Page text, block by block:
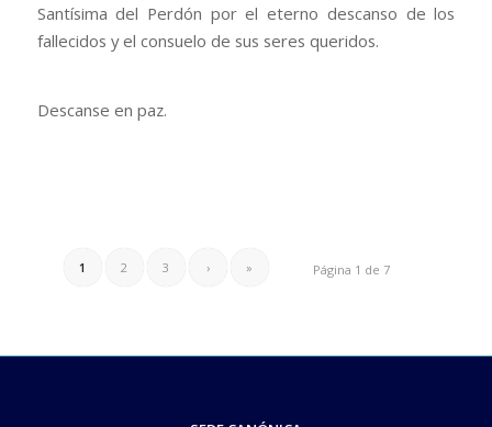
Santísima del Perdón por el eterno descanso de los
fallecidos y el consuelo de sus seres queridos.
Descanse en paz.
Página 1 de 7
1 2 3 › »